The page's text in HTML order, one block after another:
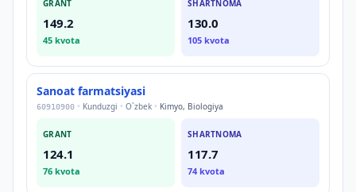
GRANT
149.2
45 kvota
SHARTNOMA
130.0
105 kvota
Sanoat farmatsiyasi
60910900 • Kunduzgi • O`zbek • Kimyo, Biologiya
GRANT
124.1
76 kvota
SHARTNOMA
117.7
74 kvota